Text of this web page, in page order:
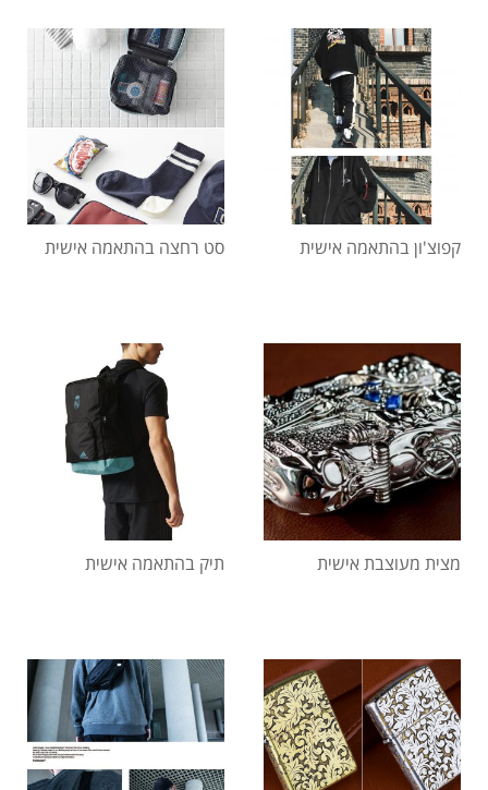
קפוצ'ון בהתאמה אישית סט רחצה בהתאמה אישית
מצית מעוצבת אישית תיק בהתאמה אישית